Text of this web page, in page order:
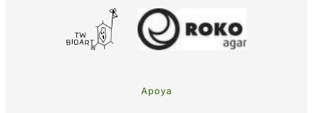
Apoya